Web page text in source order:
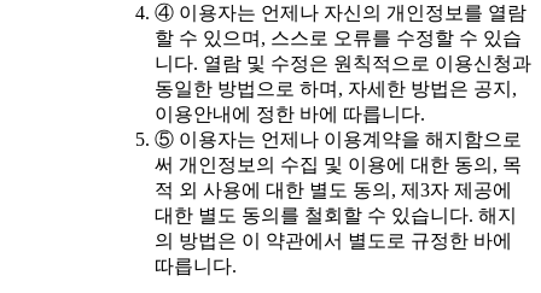
④ 이용자는 언제나 자신의 개인정보를 열람
할 수 있으며, 스스로 오류를 수정할 수 있습
니다. 열람 및 수정은 원칙적으로 이용신청과
동일한 방법으로 하며, 자세한 방법은 공지,
이용안내에 정한 바에 따릅니다.
⑤ 이용자는 언제나 이용계약을 해지함으로
써 개인정보의 수집 및 이용에 대한 동의, 목
적 외 사용에 대한 별도 동의, 제3자 제공에
대한 별도 동의를 철회할 수 있습니다. 해지
의 방법은 이 약관에서 별도로 규정한 바에
따릅니다.